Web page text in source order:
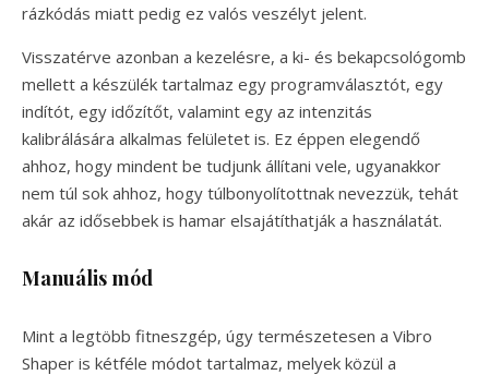
rázkódás miatt pedig ez valós veszélyt jelent.
Visszatérve azonban a kezelésre, a ki- és bekapcsológomb
mellett a készülék tartalmaz egy programválasztót, egy
indítót, egy időzítőt, valamint egy az intenzitás
kalibrálására alkalmas felületet is. Ez éppen elegendő
ahhoz, hogy mindent be tudjunk állítani vele, ugyanakkor
nem túl sok ahhoz, hogy túlbonyolítottnak nevezzük, tehát
akár az idősebbek is hamar elsajátíthatják a használatát.
Manuális mód
Mint a legtöbb fitneszgép, úgy természetesen a Vibro
Shaper is kétféle módot tartalmaz, melyek közül a